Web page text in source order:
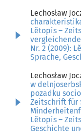
Lechosław
Lětopis –
Nr. 2 (2009):
Sprache,
Lechosław
w
pozadku
Zeitschrift für
Lětopis –
Geschichte